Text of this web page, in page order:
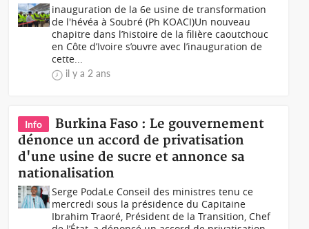
inauguration de la 6e usine de transformation
de l'hévéa à Soubré (Ph KOACI)Un nouveau
chapitre dans l’histoire de la filière caoutchouc
en Côte d’Ivoire s’ouvre avec l’inauguration de
cette...
il y a 2 ans
Info
Burkina Faso : Le gouvernement
dénonce un accord de privatisation
d'une usine de sucre et annonce sa
nationalisation
Serge PodaLe Conseil des ministres tenu ce
mercredi sous la présidence du Capitaine
Ibrahim Traoré, Président de la Transition, Chef